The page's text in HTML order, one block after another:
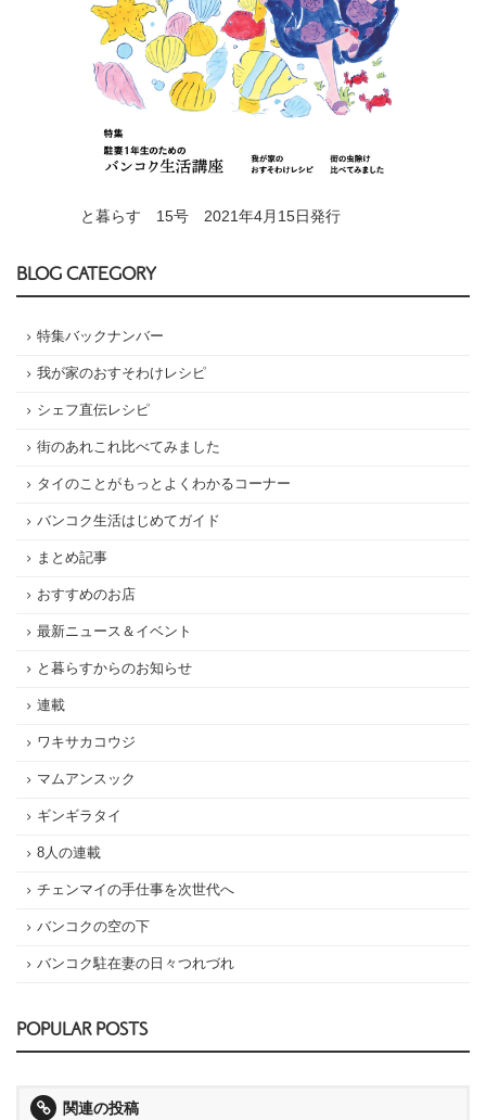
と暮らす 15号 2021年4月15日発行
BLOG CATEGORY
特集バックナンバー
我が家のおすそわけレシピ
シェフ直伝レシピ
街のあれこれ比べてみました
タイのことがもっとよくわかるコーナー
バンコク生活はじめてガイド
まとめ記事
おすすめのお店
最新ニュース＆イベント
と暮らすからのお知らせ
連載
ワキサカコウジ
マムアンスック
ギンギラタイ
8人の連載
チェンマイの手仕事を次世代へ
バンコクの空の下
バンコク駐在妻の日々つれづれ
POPULAR POSTS
関連の投稿